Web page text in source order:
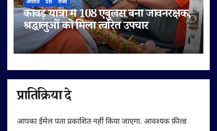
अपराध देश राज्य
कांवड़ यात्रा में 108 एंबुलेंस बनी जीवनरक्षक,
श्रद्धालुओं को मिला त्वरित उपचार
प्रातिक्रिया दे
आपका ईमेल पता प्रकाशित नहीं किया जाएगा. आवश्यक फ़ील्ड